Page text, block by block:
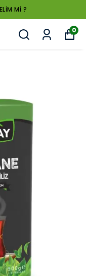
Mİ ?
0